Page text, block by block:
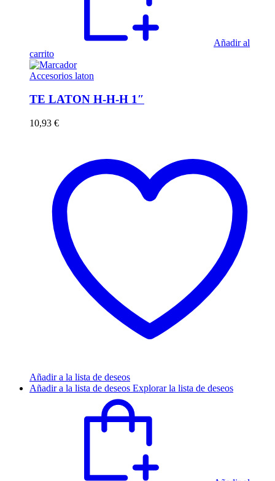
Añadir al
carrito
Accesorios laton
TE LATON H-H-H 1″
10,93 €
Añadir a la lista de deseos
Añadir a la lista de deseos Explorar la lista de deseos